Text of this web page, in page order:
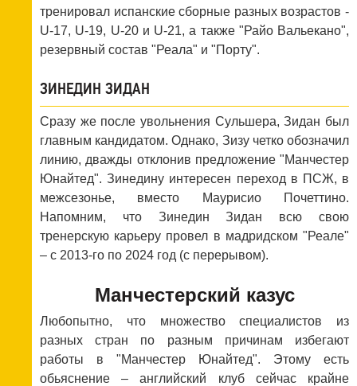
тренировал испанские сборные разных возрастов -
U-17, U-19, U-20 и U-21, а также "Райо Вальекано",
резервный состав "Реала" и "Порту".
ЗИНЕДИН ЗИДАН
Сразу же после увольнения Сульшера, Зидан был
главным кандидатом. Однако, Зизу четко обозначил
линию, дважды отклонив предложение "Манчестер
Юнайтед". Зинедину интересен переход в ПСЖ, в
межсезонье, вместо Маурисио Почеттино.
Напомним, что Зинедин Зидан всю свою
тренерскую карьеру провел в мадридском "Реале"
– с 2013-го по 2024 год (с перерывом).
Манчестерский казус
Любопытно, что множество специалистов из
разных стран по разным причинам избегают
работы в "Манчестер Юнайтед". Этому есть
обьяснение – английский клуб сейчас крайне